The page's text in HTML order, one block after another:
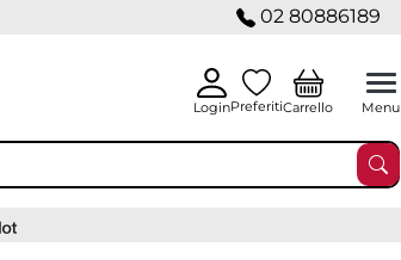
02 80886189
LoginPreferitiCarrello Menu